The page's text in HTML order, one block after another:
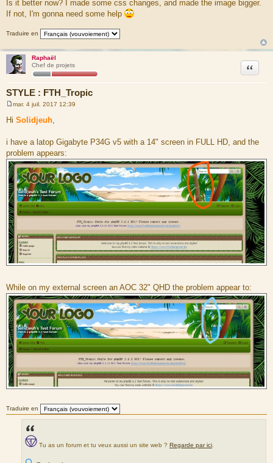
c
e
m
e
s
s
a
g
e
Is it better now? I made some css changes, and made the image bigger.
If not, I'm gonna need some help
Traduire en
Raphaël
Chef de projets
STYLE : FTH_Tropic
Citation
e
a
g
e
mar. 4 juil. 2017 12:39
Hi Solidjeuh,
i have a latop Gigabyte P34G v5 with a 14" screen in FULL HD, and the
problem appears:
While on my external screen an AOC 32" QHD the problem appear to:
Traduire en
Tu as un forum et tu veux aussi un site web ? Regarde par ici.